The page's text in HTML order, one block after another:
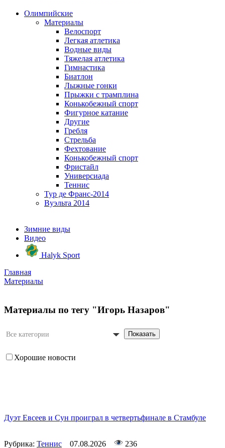
Олимпийские
Материалы
Велоспорт
Легкая атлетика
Водные виды
Тяжелая атлетика
Гимнастика
Биатлон
Лыжные гонки
Прыжки с трамплина
Конькобежный спорт
Фигурное катание
Другие
Гребля
Стрельба
Фехтование
Конькобежный спорт
Фристайл
Универсиада
Теннис
Тур де Франс-2014
Вуэльта 2014
Зимние виды
Видео
Halyk Sport
Главная
Материалы
Материалы по тегу "Игорь Назаров"
Все категории Показать
Хорошие новости
Дуэт Евсеев и Сун проиграл в четвертьфинале в Стамбуле
Рубрика: Теннис 07.08.2026 236